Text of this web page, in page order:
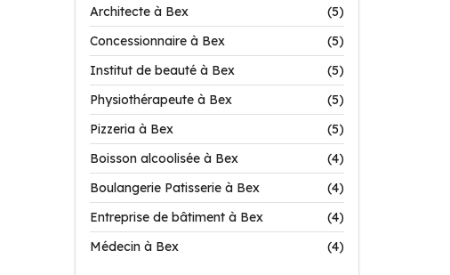
Architecte à Bex
(5)
Concessionnaire à Bex
(5)
Institut de beauté à Bex
(5)
Physiothérapeute à Bex
(5)
Pizzeria à Bex
(5)
Boisson alcoolisée à Bex
(4)
Boulangerie Patisserie à Bex
(4)
Entreprise de bâtiment à Bex
(4)
Médecin à Bex
(4)